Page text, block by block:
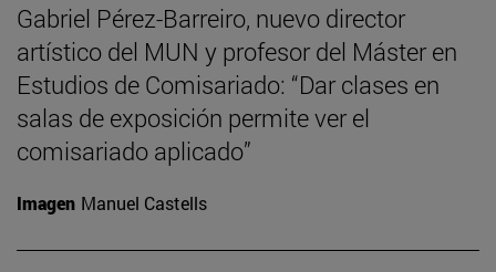
Gabriel Pérez-Barreiro, nuevo director
artístico del MUN y profesor del Máster en
Estudios de Comisariado: “Dar clases en
salas de exposición permite ver el
comisariado aplicado”
Imagen Manuel Castells